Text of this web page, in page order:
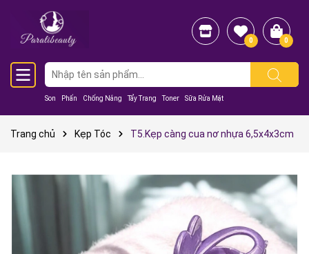
Son Phấn Chống Nắng Tẩy Trang Toner Sữa Rửa Mặt
0 0
Trang chủ Kẹp Tóc T5.Kẹp càng cua nơ nhựa 6,5x4x3cm